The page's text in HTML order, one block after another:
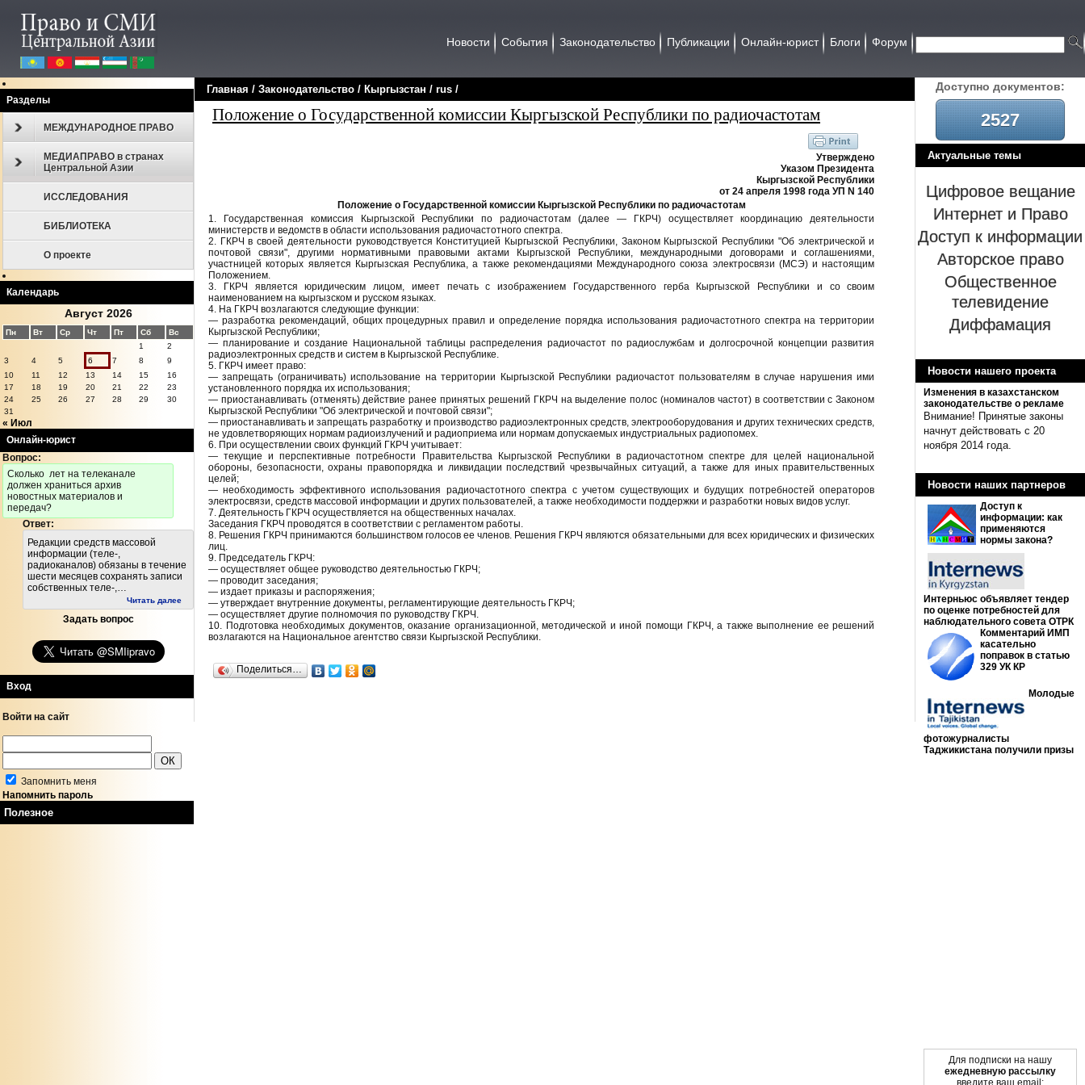
Новости События Законодательство Публикации Онлайн-юрист Блоги Форум
Доcтупно документов:
2527
Актуальные темы
Цифровое вещание
Интернет и Право
Доступ к информации
Авторское право
Общественное
телевидение
Диффамация
Новости нашего проекта
Изменения в казахстанском
законодательстве о рекламе
Внимание! Принятые законы
начнут действовать с 20
ноября 2014 года.
Новости наших партнеров
Доступ к
информации: как
применяются
нормы закона?
Интерньюс объявляет тендер
по оценке потребностей для
наблюдательного совета ОТРК
Комментарий ИМП
касательно
поправок в статью
329 УК КР
Молодые
фотожурналисты
Таджикистана получили призы
Для подписки на нашу
ежедневную рассылку
введите ваш email:
Разделы
МЕЖДУНАРОДНОЕ ПРАВО
МЕДИАПРАВО в странах
Центральной Азии
ИССЛЕДОВАНИЯ
БИБЛИОТЕКА
О проекте
Календарь
Август 2026
Пн Вт Ср Чт Пт Сб
Вс
1
2
3
4 5 6 7 8
9
10
11 12 13 14 15
16
17
18 19 20 21 22
23
24
25 26 27 28 29
30
31
« Июл
Онлайн-юрист
Вопрос:
Cколько лет на телеканале
должен храниться архив
новостных материалов и
передач?
Ответ:
Редакции средств массовой
информации (теле-,
радиоканалов) обязаны в течение
шести месяцев сохранять записи
собственных теле-,…
Читать далее
Задать вопрос
Вход
Войти на сайт
Запомнить меня
Напомнить пароль
Полезное
Главная / Законодательcтво / Кыргызстан / rus /
Положение о Государственной комиссии Кыргызской Республики по радиочастотам
Утверждено
Указом Президента
Кыргызской Республики
от 24 апреля 1998 года УП N 140
Положение о Государственной комиссии Кыргызской Республики по радиочастотам
1. Государственная комиссия Кыргызской Республики по радиочастотам (далее — ГКРЧ) осуществляет координацию деятельности
министерств и ведомств в области использования радиочастотного спектра.
2. ГКРЧ в своей деятельности руководствуется Конституцией Кыргызской Республики, Законом Кыргызской Республики "Об электрической и
почтовой связи", другими нормативными правовыми актами Кыргызской Республики, международными договорами и соглашениями,
участницей которых является Кыргызская Республика, а также рекомендациями Международного союза электросвязи (МСЭ) и настоящим
Положением.
3. ГКРЧ является юридическим лицом, имеет печать с изображением Государственного герба Кыргызской Республики и со своим
наименованием на кыргызском и русском языках.
4. На ГКРЧ возлагаются следующие функции:
— разработка рекомендаций, общих процедурных правил и определение порядка использования радиочастотного спектра на территории
Кыргызской Республики;
— планирование и создание Национальной таблицы распределения радиочастот по радиослужбам и долгосрочной концепции развития
радиоэлектронных средств и систем в Кыргызской Республике.
5. ГКРЧ имеет право:
— запрещать (ограничивать) использование на территории Кыргызской Республики радиочастот пользователям в случае нарушения ими
установленного порядка их использования;
— приостанавливать (отменять) действие ранее принятых решений ГКРЧ на выделение полос (номиналов частот) в соответствии с Законом
Кыргызской Республики "Об электрической и почтовой связи";
— приостанавливать и запрещать разработку и производство радиоэлектронных средств, электрооборудования и других технических средств,
не удовлетворяющих нормам радиоизлучений и радиоприема или нормам допускаемых индустриальных радиопомех.
6. При осуществлении своих функций ГКРЧ учитывает:
— текущие и перспективные потребности Правительства Кыргызской Республики в радиочастотном спектре для целей национальной
обороны, безопасности, охраны правопорядка и ликвидации последствий чрезвычайных ситуаций, а также для иных правительственных
целей;
— необходимость эффективного использования радиочастотного спектра с учетом существующих и будущих потребностей операторов
электросвязи, средств массовой информации и других пользователей, а также необходимости поддержки и разработки новых видов услуг.
7. Деятельность ГКРЧ осуществляется на общественных началах.
Заседания ГКРЧ проводятся в соответствии с регламентом работы.
8. Решения ГКРЧ принимаются большинством голосов ее членов. Решения ГКРЧ являются обязательными для всех юридических и физических
лиц.
9. Председатель ГКРЧ:
— осуществляет общее руководство деятельностью ГКРЧ;
— проводит заседания;
— издает приказы и распоряжения;
— утверждает внутренние документы, регламентирующие деятельность ГКРЧ;
— осуществляет другие полномочия по руководству ГКРЧ.
10. Подготовка необходимых документов, оказание организационной, методической и иной помощи ГКРЧ, а также выполнение ее решений
возлагаются на Национальное агентство связи Кыргызской Республики.
Поделиться…